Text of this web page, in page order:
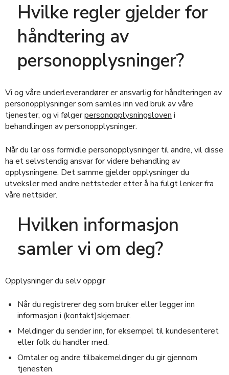
Hvilke regler gjelder for
håndtering av
personopplysninger?
Vi og våre underleverandører er ansvarlig for håndteringen av
personopplysninger som samles inn ved bruk av våre
tjenester, og vi følgerpersonopplysningsloven i
behandlingen av personopplysninger.
Når du lar oss formidle personopplysninger til andre, vil disse
ha et selvstendig ansvar for videre behandling av
opplysningene. Det samme gjelder opplysninger du
utveksler med andre nettsteder etter å ha fulgt lenker fra
våre nettsider.
Hvilken informasjon
samler vi om deg?
Opplysninger du selv oppgir
Når du registrerer deg som bruker eller legger inn
informasjon i (kontakt)skjemaer.
Meldinger du sender inn, for eksempel til kundesenteret
eller folk du handler med.
Omtaler og andre tilbakemeldinger du gir gjennom
tjenesten.